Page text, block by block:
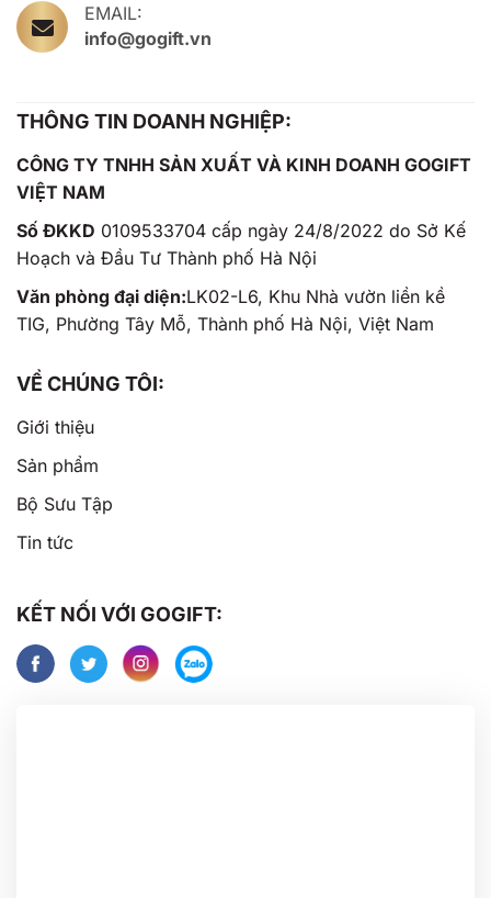
EMAIL:
info@gogift.vn
THÔNG TIN DOANH NGHIỆP:
CÔNG TY TNHH SẢN XUẤT VÀ KINH DOANH GOGIFT
VIỆT NAM
Số ĐKKD 0109533704 cấp ngày 24/8/2022 do Sở Kế
Hoạch và Đầu Tư Thành phố Hà Nội
Văn phòng đại diện:LK02-L6, Khu Nhà vườn liền kề
TIG, Phường Tây Mỗ, Thành phố Hà Nội, Việt Nam
VỀ CHÚNG TÔI:
Giới thiệu
Sản phẩm
Bộ Sưu Tập
Tin tức
KẾT NỐI VỚI GOGIFT: